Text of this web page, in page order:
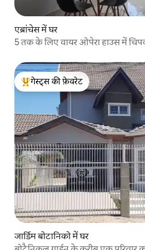
एब्रांचेस में घर
5 तक के लिए वायर ओपेरा हाउस में
गेस्ट्स का टॉप फ़ेवरेट
गेस्ट्स की फ़ेवरेट
जार्डिम बोटानिको में घर